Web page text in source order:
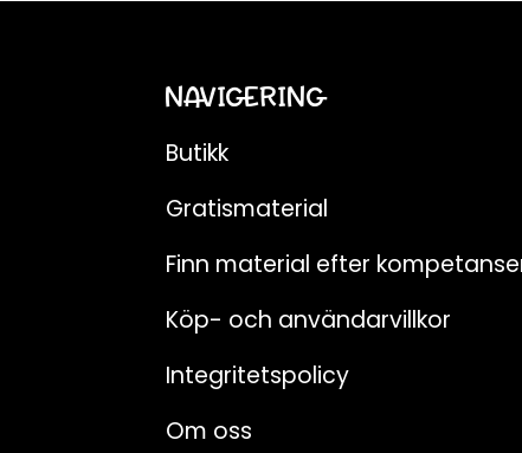
NAVIGERING
Butikk
Gratismaterial
Finn material efter
Köp- och användarvillkor
Integritetspolicy
Om oss